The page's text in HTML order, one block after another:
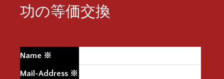
功の等価交換
Name ※
Mail-Address ※